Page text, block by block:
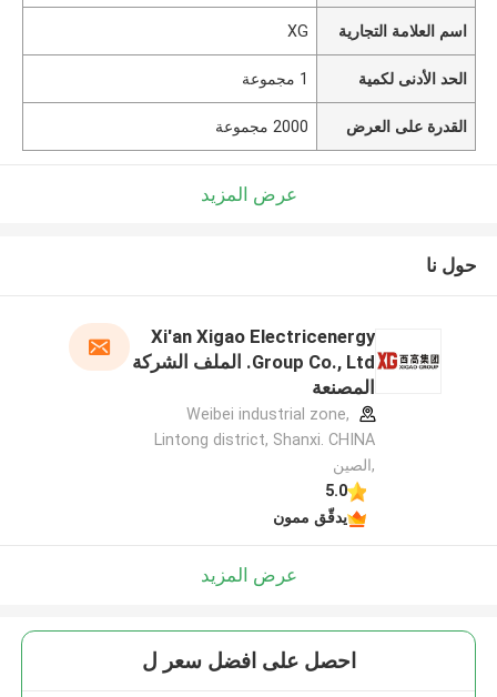
اسم العلامة التجارية XG
الحد الأدنى لكمية 1 مجموعة
القدرة على العرض 2000 مجموعة
عرض المزيد
حول نا
Xi'an Xigao Electricenergy
Group Co., Ltd. الملف الشركة
المصنعة
Weibei industrial zone,
Lintong district, Shanxi. CHINA
,الصين
5.0
يدقّق ممون
عرض المزيد
احصل على افضل سعر ل